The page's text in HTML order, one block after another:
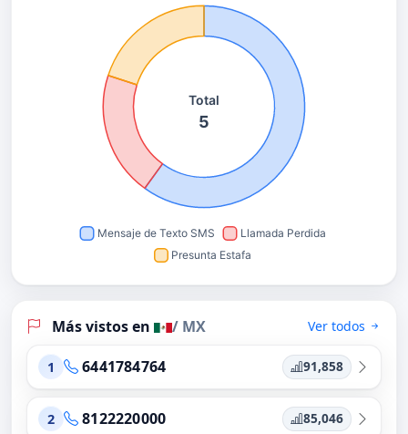
Más vistos en / MX Ver todos
1 6441784764 91,858
2 8122220000 85,046